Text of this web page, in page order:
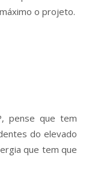
o projeto.
pense que tem
do elevado
que tem que